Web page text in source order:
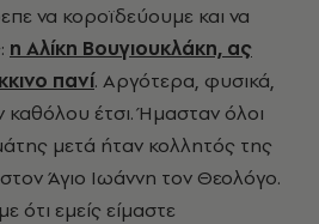
να κοροϊδεύουμε και να
η Αλίκη Βουγιουκλάκη, ας
πανί. Αργότερα, φυσικά,
έτσι. Ήμασταν όλοι
μετά ήταν κολλητός της
Άγιο Ιωάννη τον Θεολόγο.
εμείς είμαστε